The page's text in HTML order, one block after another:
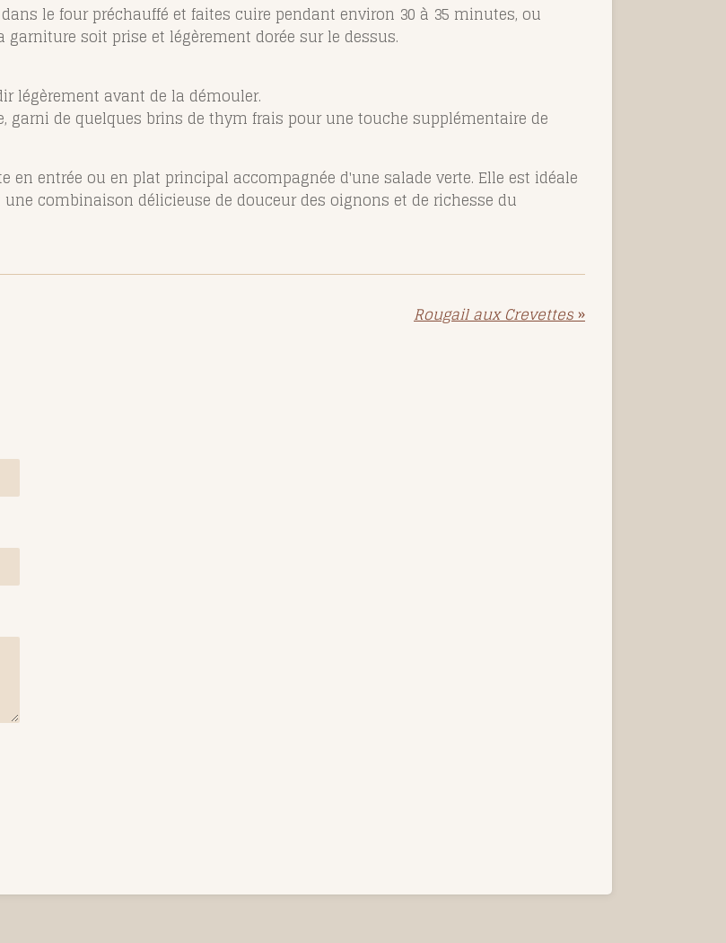
le four préchauffé et faites cuire pendant environ 30 à 35 minutes, ou
soit prise et légèrement dorée sur le dessus.
légèrement avant de la démouler.
garni de quelques brins de thym frais pour une touche supplémentaire de
en entrée ou en plat principal accompagnée d'une salade verte. Elle est idéale
combinaison délicieuse de douceur des oignons et de richesse du
Rougail aux Crevettes»